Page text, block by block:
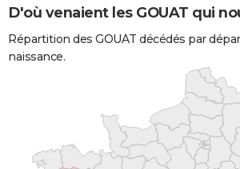
D'où venaient les GOUAT qui
Répartition des GOUAT décédés par
naissance.